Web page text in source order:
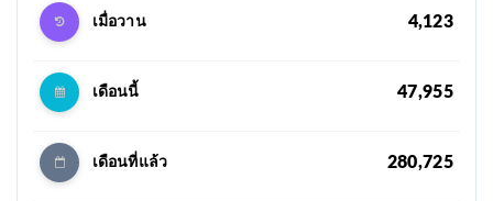
เมื่อวาน 4,123
เดือนนี้ 47,955
เดือนที่แล้ว 280,725